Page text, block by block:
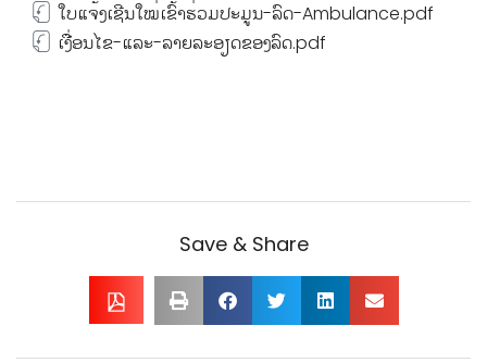
ໃບແຈ້ງເຊີນໃໝ່ເຂົ້າຮ່ວມປະມູນ-ລົດ-Ambulance.pdf
ເງື່ອນໄຂ-ແລະ-ລາຍລະອຽດຂອງລົດ.pdf
Save & Share